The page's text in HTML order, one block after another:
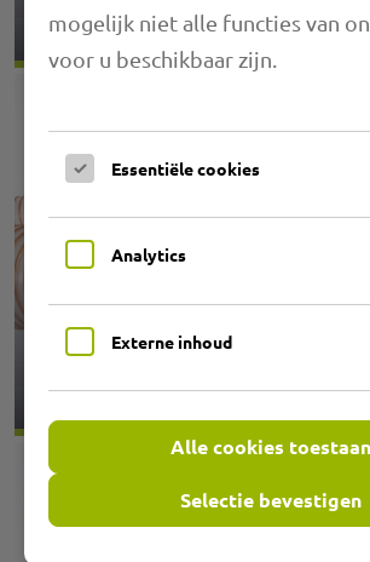
1.11 PRIMAFLEX PU M
mogelijk niet alle functies van
voor u beschikbaar zijn.
Essentiële cookies
Analytics
Externe inhoud
Alle cookies toestaan
Selectie bevestigen